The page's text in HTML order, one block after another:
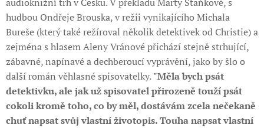
hudbou Ondřeje Brouska, v režii vynikajícího Michala
Bureše (který také režíroval několik detektivek od Christie) a
zejména s hlasem Aleny Vránové přichází stejně strhující,
zábavné, napínavé a dechberoucí vyprávění, jako by šlo o
další román věhlasné spisovatelky."Měla bych psát
detektivku, ale jak už spisovatel přirozeně touží psát
cokoli kromě toho, co by měl, dostávám zcela nečekaně
chuť napsat svůj vlastní životopis. Touha napsat vlastní